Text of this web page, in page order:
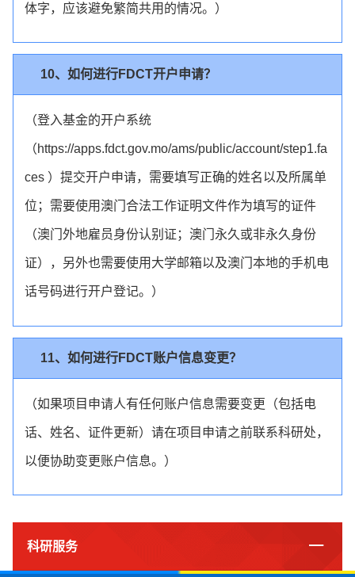
体字，应该避免繁简共用的情况。）
10、如何进行FDCT开户申请？
（登入基金的开户系统
（https://apps.fdct.gov.mo/ams/public/account/step1.fa
ces ）提交开户申请，需要填写正确的姓名以及所属单
位；需要使用澳门合法工作证明文件作为填写的证件
（澳门外地雇员身份认别证；澳门永久或非永久身份
证），另外也需要使用大学邮箱以及澳门本地的手机电
话号码进行开户登记。）
11、如何进行FDCT账户信息变更？
（如果项目申请人有任何账户信息需要变更（包括电
话、姓名、证件更新）请在项目申请之前联系科研处，
以便协助变更账户信息。）
科研服务